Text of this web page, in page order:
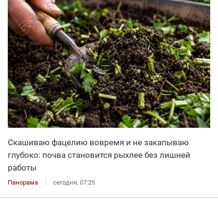
Скашиваю фацелию вовремя и не закапываю
глубоко: почва становится рыхлее без лишней
работы
Панорама сегодня, 07:25